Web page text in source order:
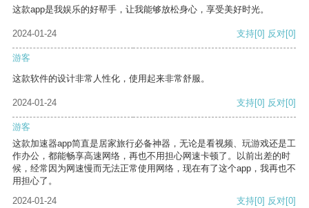
这款app是我娱乐的好帮手，让我能够放松身心，享受美好时光。
2024-01-24 支持[0] 反对[0]
游客
这款软件的设计非常人性化，使用起来非常舒服。
2024-01-24 支持[0] 反对[0]
游客
这款加速器app简直是居家旅行必备神器，无论是看视频、玩游戏还是工
作办公，都能畅享高速网络，再也不用担心网速卡顿了。以前出差的时
候，经常因为网速慢而无法正常使用网络，现在有了这个app，我再也不
用担心了。
2024-01-24
支持[0] 反对[0]